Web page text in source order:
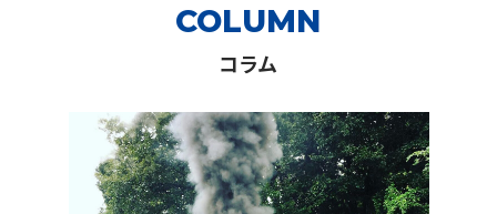
COLUMN
コラム